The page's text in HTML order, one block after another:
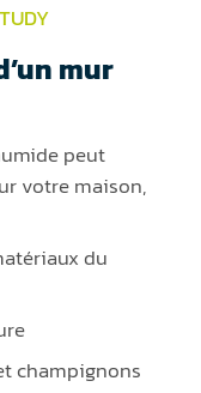
mur
peut
votre maison,
du
champignons